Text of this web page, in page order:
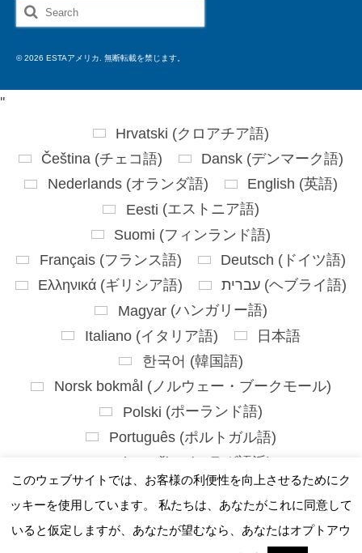
Search
for:
© 2026 ESTAアメリカ. 無断転載を禁じます。
このウェブサイトでは、お客様の利便性を向上させるためにク
ッキーを使用しています。 私たちは、あなたがこれに同意して
いると仮定しますが、あなたが望むなら、あなたはオプトアウ
''
Hrvatski (クロアチア語)
Čeština (チェコ語) Dansk (デンマーク語)
Nederlands(オランダ語) English (英語)
Eesti (エストニア語)
Suomi (フィンランド語)
Français(フランス語) Deutsch (ドイツ語)
Ελληνικά (ギリシア語) עברית (ヘブライ語)
Magyar(ハンガリー語)
Italiano(イタリア語)
日本語
한국어 (韓国語)
Norsk bokmål (ノルウェー・ブークモール)
Polski (ポーランド語)
Português(ポルトガル語)
Slovenčina
(スラヴ語派 )
Slovenščina(スロベニア語 )
Español( スペイン語)
Svenska(スウェーデン語)